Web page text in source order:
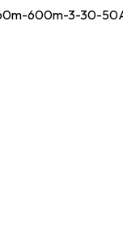
600m-3-30-